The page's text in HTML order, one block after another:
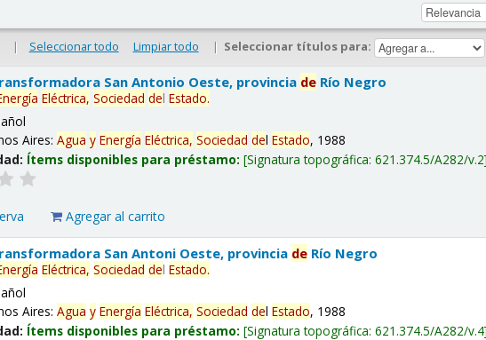
| Seleccionar todo Limpiar todo | Seleccionar títulos para:
San Antonio Oeste, provincia de Río Negro
Eléctrica, Sociedad delEstado.
Aires:Agua y Energía Eléctrica, Sociedad delEstado, 1988
Ítems disponibles para préstamo: Signatura topográfica:621.374.5/A282/v.2
Agregar al carrito
San Antoni Oeste, provincia de Río Negro
Eléctrica, Sociedad delEstado.
Aires:Agua y Energía Eléctrica, Sociedad delEstado, 1988
Ítems disponibles para préstamo: Signatura topográfica:621.374.5/A282/v.4